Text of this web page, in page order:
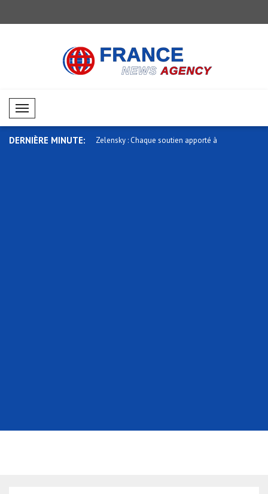
Mobil Menü
DERNIÈRE MINUTE:
doit assumer un rôle Zelensky : Chaque soutien apporté à